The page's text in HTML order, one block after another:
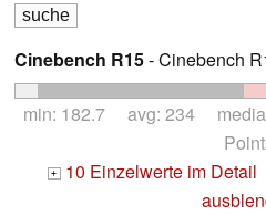
Cinebench R15- Cinebench
min: 182.7 avg: 234
+ 10 Einzelwerte im Detail